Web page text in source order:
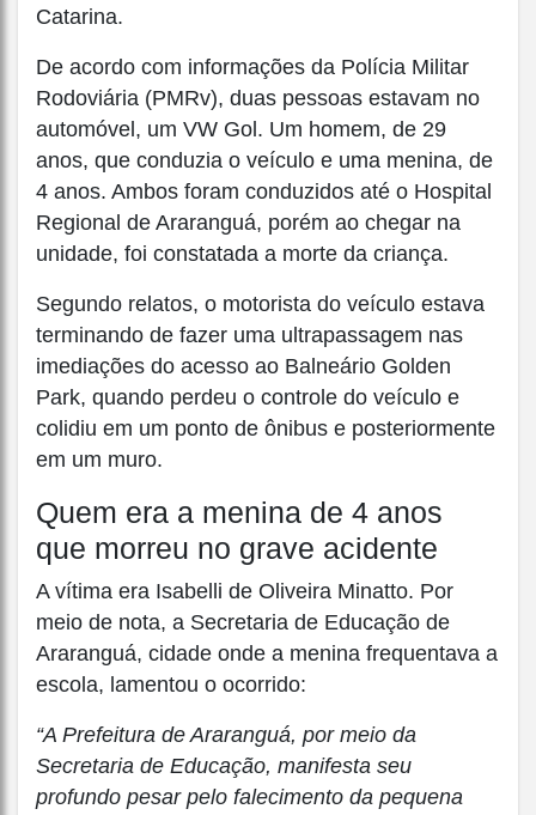
Catarina.
De acordo com informações da Polícia Militar
Rodoviária (PMRv), duas pessoas estavam no
automóvel, um VW Gol. Um homem, de 29
anos, que conduzia o veículo e uma menina, de
4 anos. Ambos foram conduzidos até o Hospital
Regional de Araranguá, porém ao chegar na
unidade, foi constatada a morte da criança.
Segundo relatos, o motorista do veículo estava
terminando de fazer uma ultrapassagem nas
imediações do acesso ao Balneário Golden
Park, quando perdeu o controle do veículo e
colidiu em um ponto de ônibus e posteriormente
em um muro.
Quem era a menina de 4 anos
que morreu no grave acidente
A vítima era Isabelli de Oliveira Minatto. Por
meio de nota, a Secretaria de Educação de
Araranguá, cidade onde a menina frequentava a
escola, lamentou o ocorrido:
“A Prefeitura de Araranguá, por meio da
Secretaria de Educação, manifesta seu
profundo pesar pelo falecimento da pequena